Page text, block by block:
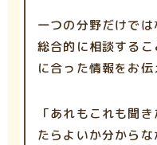
一つの分野だけで
総合的に相談する
に合った情報をお伝
「あれもこれも聞
たらよいか分から